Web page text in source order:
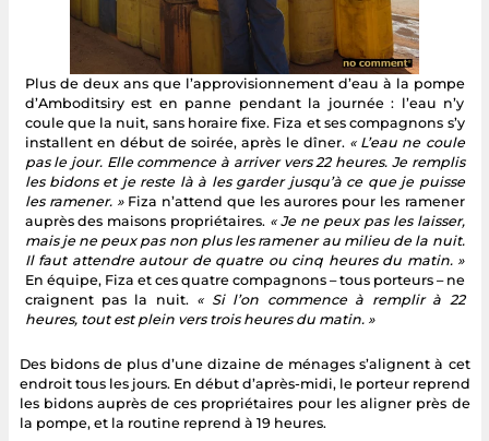
Plus de deux ans que l’approvisionnement d’eau à la pompe
d’Amboditsiry est en panne pendant la journée : l’eau n’y
coule que la nuit, sans horaire fixe. Fiza et ses compagnons s’y
installent en début de soirée, après le dîner. « L’eau ne coule
pas le jour. Elle commence à arriver vers 22 heures. Je remplis
les bidons et je reste là à les garder jusqu’à ce que je puisse
les ramener. »Fiza n’attend que les aurores pour les ramener
auprès des maisons propriétaires. « Je ne peux pas les laisser,
mais je ne peux pas non plus les ramener au milieu de la nuit.
Il faut attendre autour de quatre ou cinq heures du matin. »
En équipe, Fiza et ces quatre compagnons – tous porteurs – ne
craignent pas la nuit. « Si l’on commence à remplir à 22
heures, tout est plein vers trois heures du matin. »
Des bidons de plus d’une dizaine de ménages s’alignent à cet
endroit tous les jours. En début d’après-midi, le porteur reprend
les bidons auprès de ces propriétaires pour les aligner près de
la pompe, et la routine reprend à 19 heures.